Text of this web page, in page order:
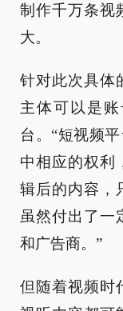
制作千万条视
大。
针对此次具体
主体可以是
台。“短视频
中相应的权利
辑后的内容，
虽然付出了一
和广告商。”
但随着视频时